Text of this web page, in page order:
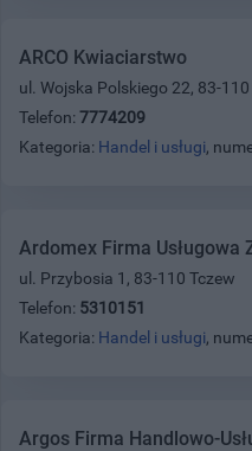
ARCO Kwiaciarstwo
ul. Wojska Polskiego 22, 83-110
Telefon: 7774209
Kategoria: Handel i usługi,
Ardomex Firma Usługowa
ul. Przybosia 1, 83-110 Tczew
Telefon: 5310151
Kategoria: Handel i usługi,
Argos Firma Handlowo-